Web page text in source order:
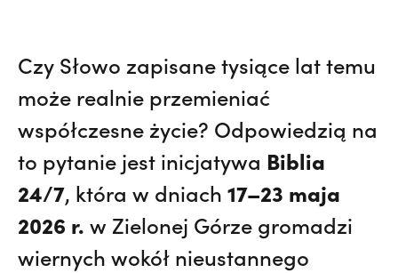
Czy Słowo zapisane tysiące lat temu
może realnie przemieniać
współczesne życie? Odpowiedzią na
to pytanie jest inicjatywa Biblia
24/7, która w dniach 17–23 maja
2026 r. w Zielonej Górze gromadzi
wiernych wokół nieustannego